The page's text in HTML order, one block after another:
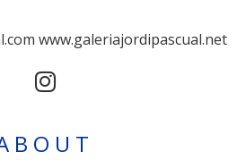
www.galeriajordipascual.net